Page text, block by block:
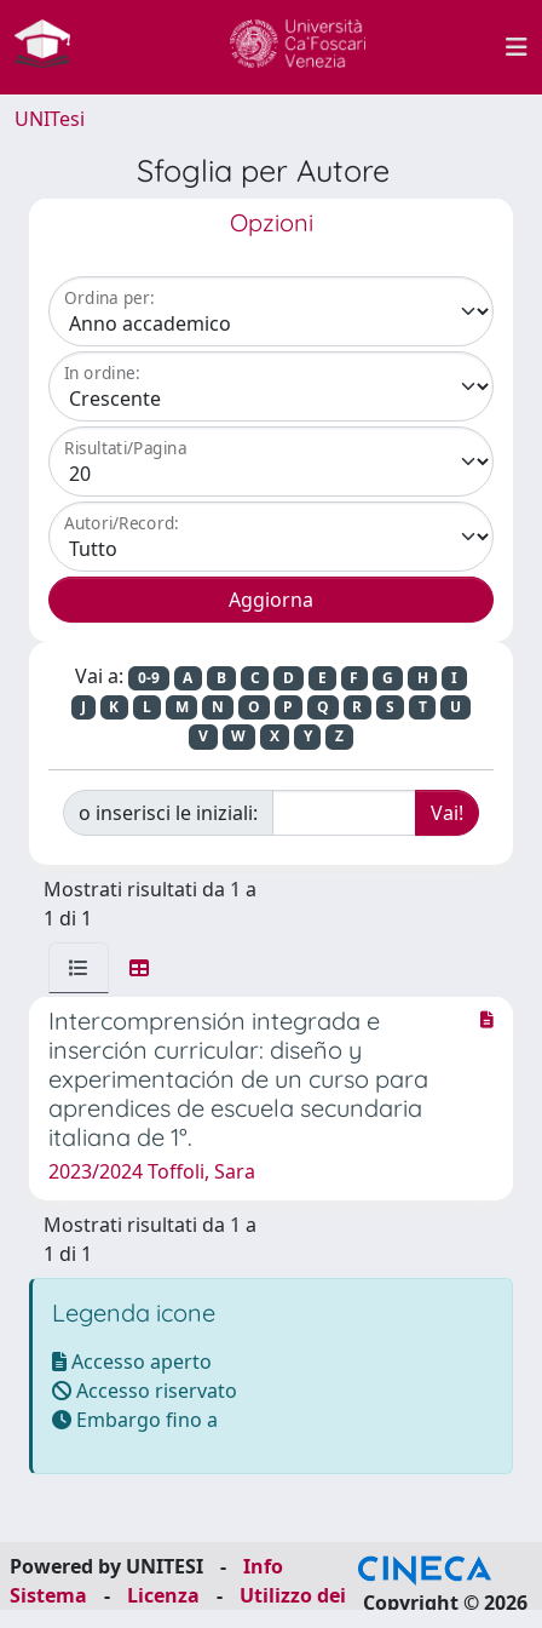
UNITesi
Sfoglia per Autore
Opzioni
Ordina per:
In ordine:
Risultati/Pagina
Autori/Record:
Vai a: 0-9 A B C D E F G H
I
J
K L M N O P Q R S T
U
V
W X Y Z
o inserisci le iniziali:
Mostrati risultati da 1 a
1 di 1
Intercomprensión integrada e
inserción curricular: diseño y
experimentación de un curso para
aprendices de escuela secundaria
italiana de 1°.
2023/2024 Toffoli, Sara
Mostrati risultati da 1 a
1 di 1
Legenda icone
Accesso aperto
Accesso riservato
Embargo fino a
Powered by UNITESI -
Info
Sistema
- Licenza -
Utilizzo dei
Copyright © 2026